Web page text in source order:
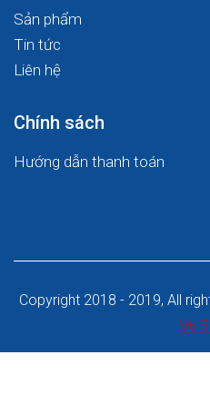
Sản phẩm
Tin tức
Liên hệ
Chính sách
Hướng dẫn thanh toán
Copyright 2018 - 2019, All
Vu